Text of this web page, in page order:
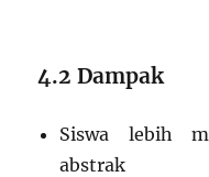
4.2 Dampak
Siswa lebih
abstrak